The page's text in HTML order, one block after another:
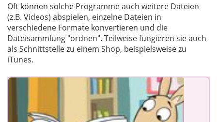
Oft können solche Programme auch weitere Dateien
(z.B. Videos) abspielen, einzelne Dateien in
verschiedene Formate konvertieren und die
Dateisammlung "ordnen". Teilweise fungieren sie auch
als Schnittstelle zu einem Shop, beispielsweise zu
iTunes.